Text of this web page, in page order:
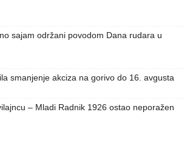
sajam održani povodom Dana rudara u
smanjenje akciza na gorivo do 16. avgusta
– Mladi Radnik 1926 ostao neporažen